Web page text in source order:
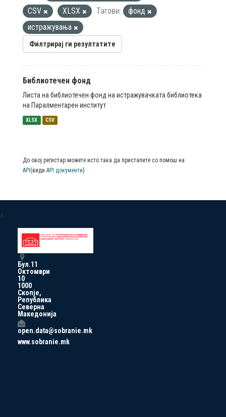
CSV
XLSX Тагови:
фонд
истражувања
Филтрирај ги резултатите
Библиотечен фонд
Листа на библиотечен фонд на истражувачката библиотека
на Паралментарен институт
XLSX CSV
До овој регистар можете исто така да пристапите со помош на
API (види API документи)
a
Бул.11
Октомври
10
1000
Скопје,
Република
Северна
Македонија
open.data@sobranie.mk
www.sobranie.mk